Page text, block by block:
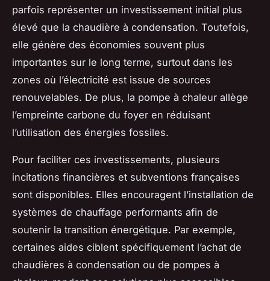
parfois représenter un investissement initial plus
élevé que la chaudière à condensation. Toutefois,
elle génère des économies souvent plus
importantes sur le long terme, surtout dans les
zones où l’électricité est issue de sources
renouvelables. De plus, la pompe à chaleur allège
l’empreinte carbone du foyer en réduisant
l’utilisation des énergies fossiles.
Pour faciliter ces investissements, plusieurs
incitations financières et subventions françaises
sont disponibles. Elles encouragent l’installation de
systèmes de chauffage performants afin de
soutenir la transition énergétique. Par exemple,
certaines aides ciblent spécifiquement l’achat de
chaudières à condensation ou de pompes à